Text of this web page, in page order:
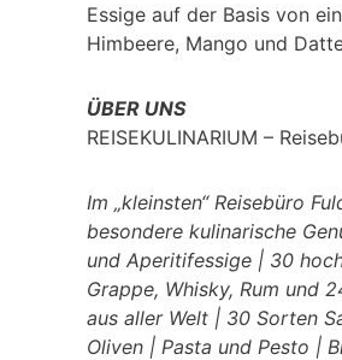
Essige auf der Basis von
Himbeere, Mango und
ÜBER UNS
REISEKULINARIUM –
Im „kleinsten“ Reisebüro
besondere kulinarische
und Aperitifessige | 30
Grappe, Whisky, Rum und
aus aller Welt | 30 Sorten
Oliven | Pasta und Pesto |